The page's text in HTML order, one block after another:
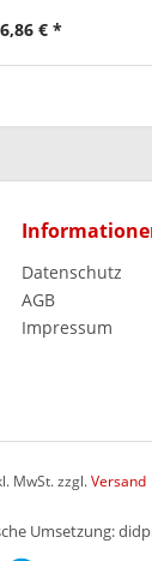
€ *
Datenschutz
AGB
Impressum
MwSt. zzgl.Versand
Umsetzung: